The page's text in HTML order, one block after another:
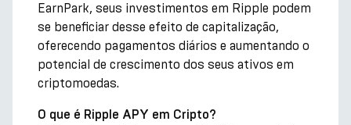
EarnPark, seus investimentos em Ripple podem
se beneficiar desse efeito de capitalização,
oferecendo pagamentos diários e aumentando o
potencial de crescimento dos seus ativos em
criptomoedas.
O que é Ripple APY em Cripto?